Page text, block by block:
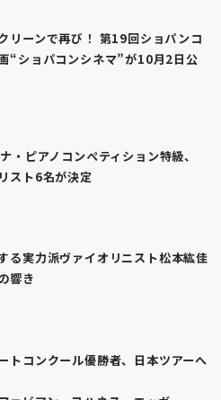
リーンで再び！ 第19回ショパンコ
“ショパコンシネマ”が10月2日公
・ピアノコンペティション特級、
スト6名が決定
る実力派ヴァイオリニスト松本紘佳
響き
トコンクール優勝者、日本ツアーへ